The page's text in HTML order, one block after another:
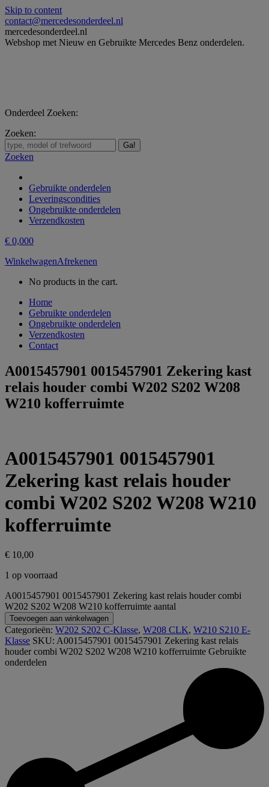
Skip to content
contact@mercedesonderdeel.nl
mercedesonderdeel.nl
Webshop met Nieuw en Gebruikte Mercedes Benz onderdelen.
Onderdeel Zoeken:
Zoeken:
Zoeken
Gebruikte onderdelen
Leveringscondities
Ongebruikte onderdelen
Verzendkosten
€ 0,000
WinkelwagenAfrekenen
No products in the cart.
Home
Gebruikte onderdelen
Ongebruikte onderdelen
Verzendkosten
Contact
A0015457901 0015457901 Zekering kast
relais houder combi W202 S202 W208
W210 kofferruimte
A0015457901 0015457901
Zekering kast relais houder
combi W202 S202 W208 W210
kofferruimte
€ 10,00
1 op voorraad
A0015457901 0015457901 Zekering kast relais houder combi
W202 S202 W208 W210 kofferruimte aantal
Toevoegen aan winkelwagen
Categorieën: W202 S202 C-Klasse, W208 CLK, W210 S210 E-
Klasse SKU: A0015457901 0015457901 Zekering kast relais
houder combi W202 S202 W208 W210 kofferruimte Gebruikte
onderdelen